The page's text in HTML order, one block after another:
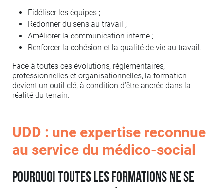
Fidéliser les équipes ;
Redonner du sens au travail ;
Améliorer la communication interne ;
Renforcer la cohésion et la qualité de vie au travail.
Face à toutes ces évolutions, réglementaires,
professionnelles et organisationnelles, la formation
devient un outil clé, à condition d’être ancrée dans la
réalité du terrain.
UDD : une expertise reconnue
au service du médico-social
Pourquoi toutes les formations ne se